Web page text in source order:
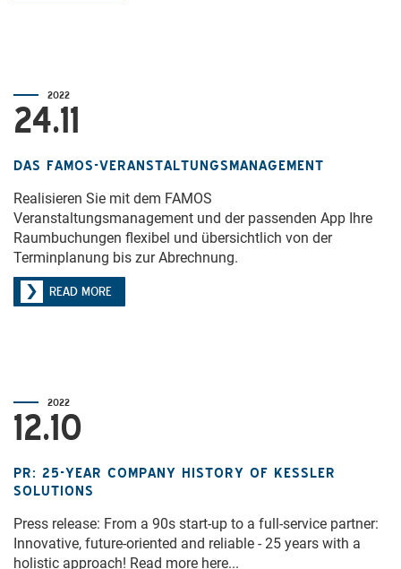
2022
24.11
DAS FAMOS-VERANSTALTUNGSMANAGEMENT
Realisieren Sie mit dem FAMOS
Veranstaltungsmanagement und der passenden App Ihre
Raumbuchungen flexibel und übersichtlich von der
Terminplanung bis zur Abrechnung.
READ MORE
2022
12.10
PR: 25-YEAR COMPANY HISTORY OF KESSLER S
OLUTIONS
Press release: From a 90s start-up to a full-service partner:
Innovative, future-oriented and reliable - 25 years with a
holistic approach! Read more here...